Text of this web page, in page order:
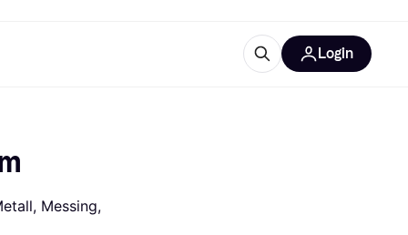
Artikel
Login
Messing,